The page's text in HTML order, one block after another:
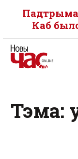
Каб
Тэма: